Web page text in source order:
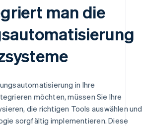
man die
in Ihre
möchten, müssen Sie Ihre
die richtigen Tools auswählen und
sorgfältig implementieren. Diese